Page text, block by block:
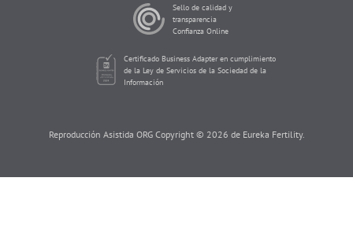
Sello de calidad y
transparencia
Confianza Online
Certificado Business Adapter en cumplimiento
de la Ley de Servicios de la Sociedad de la
Información
Reproducción Asistida ORG Copyright © 2026 de Eureka Fertility.